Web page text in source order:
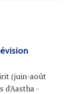
(juin-août
d'Aastha -